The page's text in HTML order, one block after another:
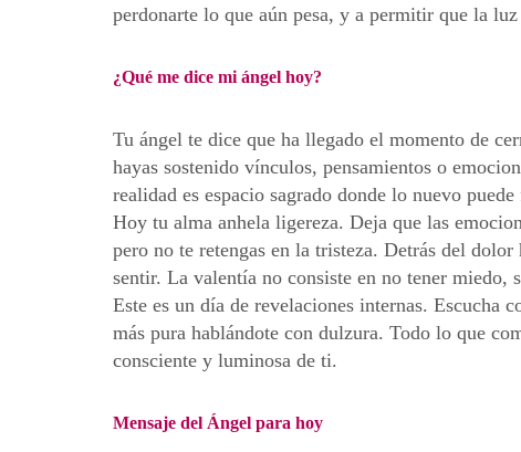
perdonarte lo que aún pesa, y a permitir que la
¿Qué me dice mi ángel hoy?
Tu ángel te dice que ha llegado el momento de
hayas sostenido vínculos, pensamientos o
realidad es espacio sagrado donde lo nuevo
Hoy tu alma anhela ligereza. Deja que las
pero no te retengas en la tristeza. Detrás del
sentir. La valentía no consiste en no tener miedo,
Este es un día de revelaciones internas. Escucha
más pura hablándote con dulzura. Todo lo que
consciente y luminosa de ti.
Mensaje del Ángel para hoy